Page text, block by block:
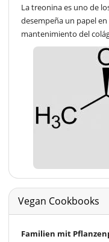
La treonina es uno de
desempeña un papel
mantenimiento del
Vegan Cookbooks
Familien mit